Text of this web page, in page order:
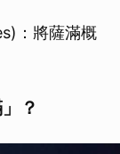
：將薩滿概
？